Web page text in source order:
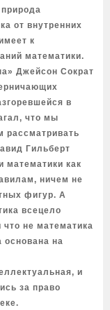
от внутренних
к
математики.
Джейсон Сократ
в
что мы
рассматривать
Гильберт
математики как
ничем не
фигур. А
всецело
что не математика
основана на
и
за право